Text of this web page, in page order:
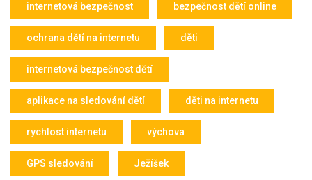
internetová bezpečnost bezpečnost dětí online
ochrana dětí na internetu děti
internetová bezpečnost dětí
aplikace na sledování dětí děti na internetu
rychlost internetu výchova
GPS sledování Ježíšek